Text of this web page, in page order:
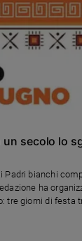
un secolo lo
Padri bianchi
ha
tre giorni di festa